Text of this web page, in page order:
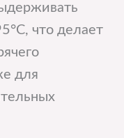
что делает
для